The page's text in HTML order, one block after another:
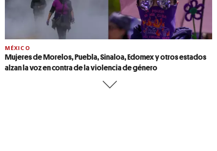
MÉXICO
Mujeres de Morelos, Puebla, Sinaloa, Edomex y otros estados
alzan la voz en contra de la violencia de género